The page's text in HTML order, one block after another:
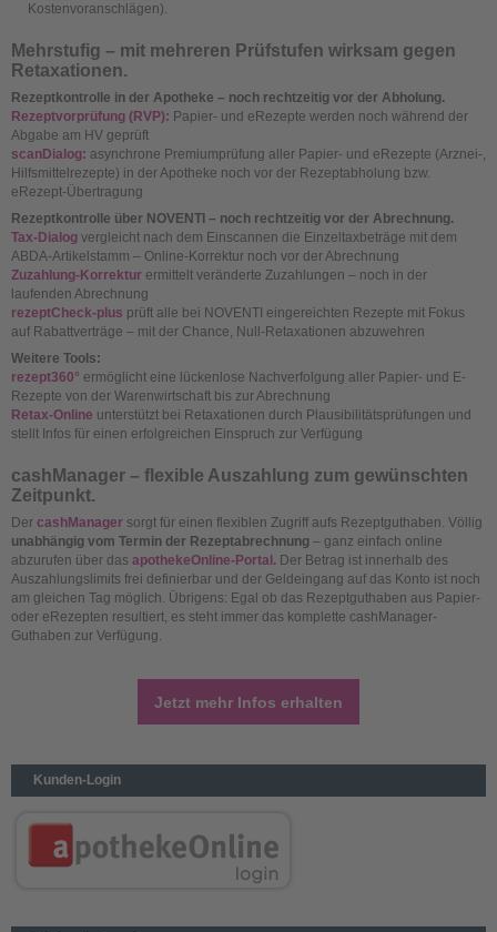
Kostenvoranschlägen).
Mehrstufig – mit mehreren Prüfstufen wirksam gegen
Retaxationen.
Rezeptkontrolle in der Apotheke – noch rechtzeitig vor der Abholung.
Rezeptvorprüfung (RVP): Papier- und eRezepte werden noch während der
Abgabe am HV geprüft
scanDialog: asynchrone Premiumprüfung aller Papier- und eRezepte (Arznei-,
Hilfsmittelrezepte) in der Apotheke noch vor der Rezeptabholung bzw.
eRezept-Übertragung
Rezeptkontrolle über NOVENTI – noch rechtzeitig vor der Abrechnung.
Tax-Dialog vergleicht nach dem Einscannen die Einzeltaxbeträge mit dem
ABDA-Artikelstamm – Online-Korrektur noch vor der Abrechnung
Zuzahlung-Korrektur ermittelt veränderte Zuzahlungen – noch in der
laufenden Abrechnung
rezeptCheck-plus prüft alle bei NOVENTI eingereichten Rezepte mit Fokus
auf Rabattverträge – mit der Chance, Null-Retaxationen abzuwehren
Weitere Tools:
rezept360° ermöglicht eine lückenlose Nachverfolgung aller Papier- und E-
Rezepte von der Warenwirtschaft bis zur Abrechnung
Retax-Online unterstützt bei Retaxationen durch Plausibilitätsprüfungen und
stellt Infos für einen erfolgreichen Einspruch zur Verfügung
cashManager – flexible Auszahlung zum gewünschten
Zeitpunkt.
Der cashManager sorgt für einen flexiblen Zugriff aufs Rezeptguthaben. Völlig
unabhängig vom Termin der Rezeptabrechnung – ganz einfach online
abzurufen über das apothekeOnline-Portal. Der Betrag ist innerhalb des
Auszahlungslimits frei definierbar und der Geldeingang auf das Konto ist noch
am gleichen Tag möglich. Übrigens: Egal ob das Rezeptguthaben aus Papier-
oder eRezepten resultiert, es steht immer das komplette cashManager-
Guthaben zur Verfügung.
Jetzt mehr Infos erhalten
Kunden-Login